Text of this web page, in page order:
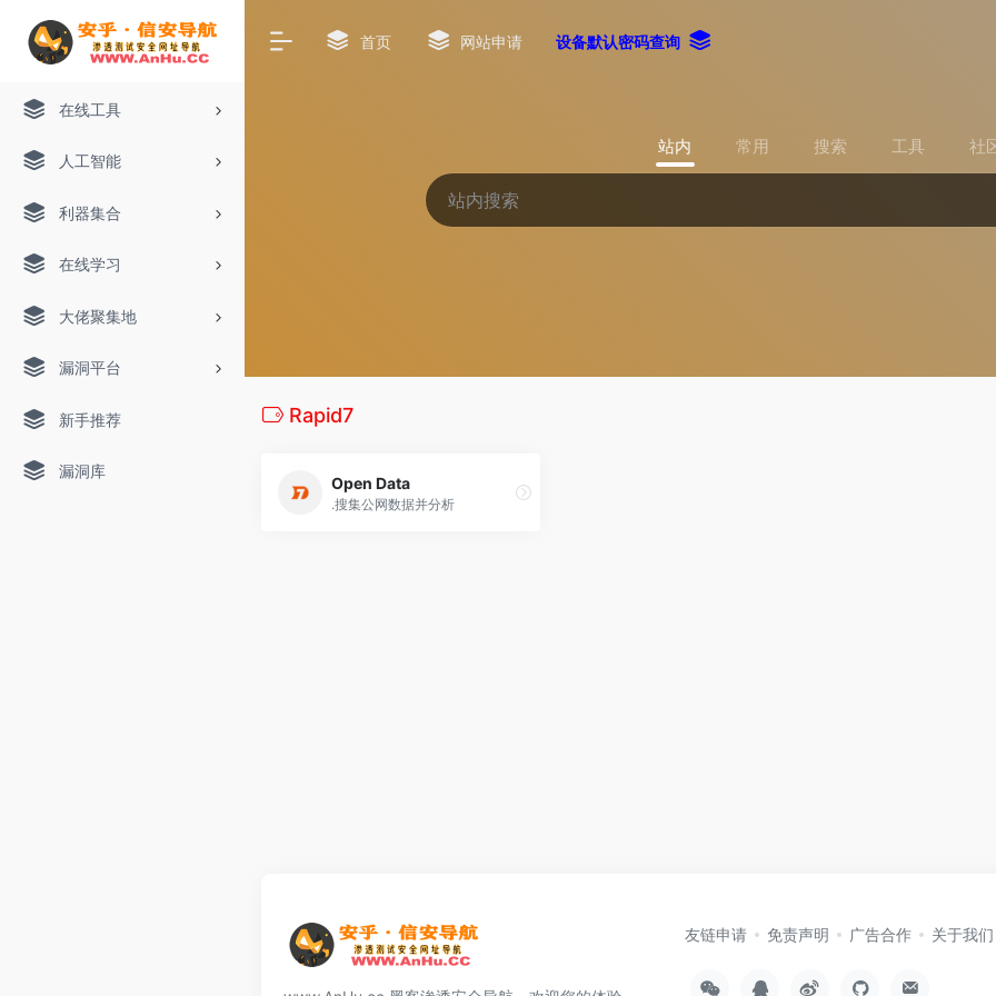
在线工具
人工智能
利器集合
在线学习
大佬聚集地
漏洞平台
新手推荐
漏洞库
首页 网站申请 设备默认密码查询
站内 常用 搜索 工具 社
Rapid7
Open Data
.搜集公网数据并分析
友链申请 免责声明 广告合作 关于我们